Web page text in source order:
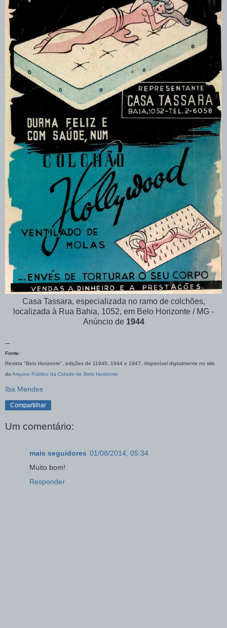
Casa Tassara, especializada no ramo de colchões,
localizada à Rua Bahia, 1052, em Belo Horizonte / MG -
Anúncio de 1944
---
Fonte:
Revista "Belo Horizonte", edições de 11940, 1944 e 1947, disponível digitalmente no site
do Arquivo Público da Cidade de Belo Horizonte
Iba Mendes
Compartilhar
Um comentário:
mais seguidores 01/08/2014, 05:34
Muito bom!
Responder